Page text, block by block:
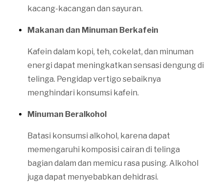
kacang-kacangan dan sayuran.
Makanan dan Minuman Berkafein
Kafein dalam kopi, teh, cokelat, dan minuman
energi dapat meningkatkan sensasi dengung di
telinga. Pengidap vertigo sebaiknya
menghindari konsumsi kafein.
Minuman Beralkohol
Batasi konsumsi alkohol, karena dapat
memengaruhi komposisi cairan di telinga
bagian dalam dan memicu rasa pusing. Alkohol
juga dapat menyebabkan dehidrasi.